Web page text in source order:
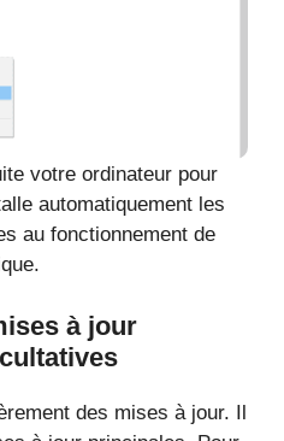
votre ordinateur pour
automatiquement les
au fonctionnement de
à jour
des mises à jour. Il